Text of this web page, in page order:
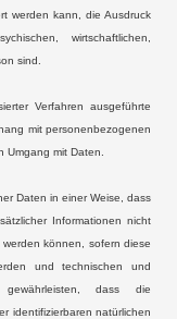
werden kann, die Ausdruck
wirtschaftlichen,
sind.
Verfahren ausgeführte
mit personenbezogenen
Umgang mit Daten.
Daten in einer Weise, dass
Informationen nicht
können, sofern diese
und technischen und
gewährleisten, dass die
identifizierbaren natürlichen